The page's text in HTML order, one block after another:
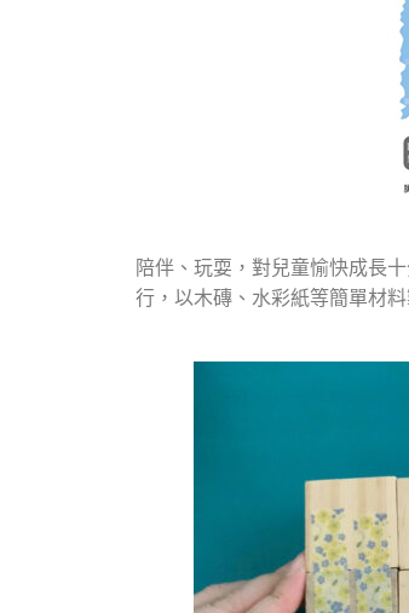
陪伴、玩耍，對兒童愉快成長
行，以木磚、水彩紙等簡單材